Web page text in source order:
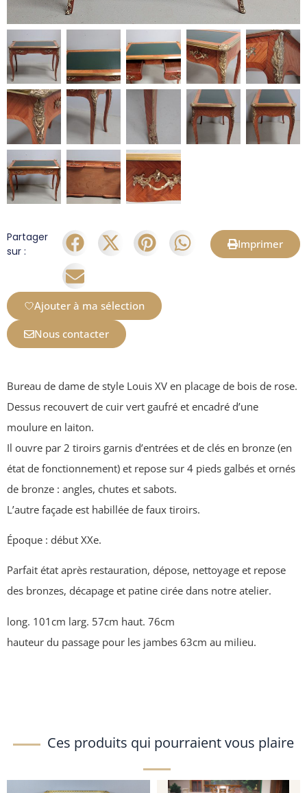
Partager
sur :
Imprimer
Ajouter à ma sélection
Nous contacter
Bureau de dame de style Louis XV en placage de bois de rose.
Dessus recouvert de cuir vert gaufré et encadré d’une
moulure en laiton.
Il ouvre par 2 tiroirs garnis d’entrées et de clés en bronze (en
état de fonctionnement) et repose sur 4 pieds galbés et ornés
de bronze : angles, chutes et sabots.
L’autre façade est habillée de faux tiroirs.
Époque : début XXe.
Parfait état après restauration, dépose, nettoyage et repose
des bronzes, décapage et patine cirée dans notre atelier.
long. 101cm larg. 57cm haut. 76cm
hauteur du passage pour les jambes 63cm au milieu.
Ces produits qui pourraient vous plaire